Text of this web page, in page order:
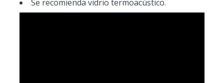
Se recomienda vidrio termoacústico.